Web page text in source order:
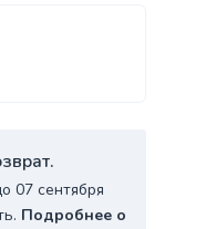
07 сентября
Подробнее о